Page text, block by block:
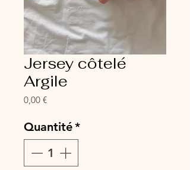
Jersey côtelé
Argile
0,00 €Prix
Quantité*